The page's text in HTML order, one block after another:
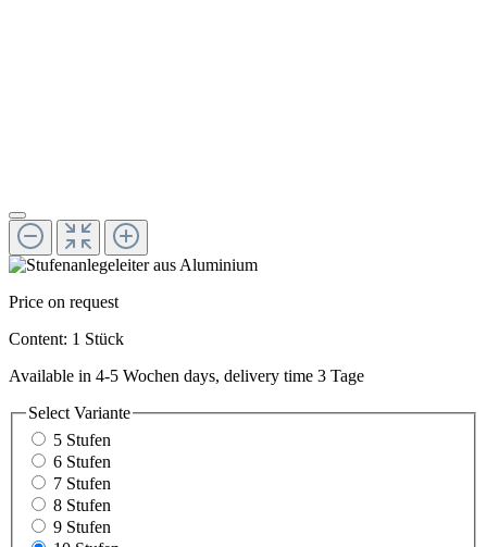
Price on request
Content: 1 Stück
Available in 4-5 Wochen days, delivery time 3 Tage
Select Variante
5 Stufen
6 Stufen
7 Stufen
8 Stufen
9 Stufen